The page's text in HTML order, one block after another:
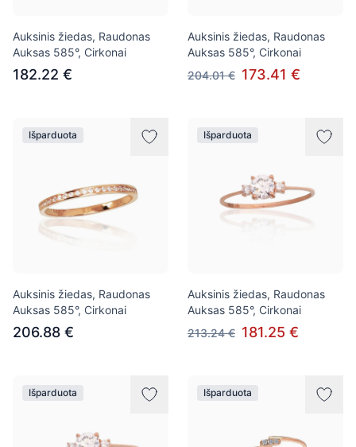
Auksinis žiedas, Raudonas
Auksas 585°, Cirkonai
182.22 €
Auksinis žiedas, Raudonas
Auksas 585°, Cirkonai
204.01 € 173.41 €
Išparduota
Auksinis žiedas, Raudonas
Auksas 585°, Cirkonai
206.88 €
Išparduota
Auksinis žiedas, Raudonas
Auksas 585°, Cirkonai
213.24 € 181.25 €
Išparduota Išparduota